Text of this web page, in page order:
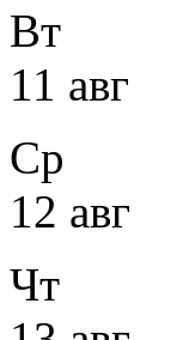
Вт
11 авг
Ср
12 авг
Чт